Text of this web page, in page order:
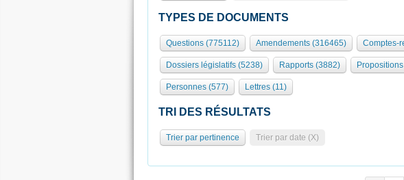
TYPES DE DOCUMENTS
Questions (775112) Amendements (316465) Comptes-
Dossiers législatifs (5238) Rapports (3882)
Personnes (577) Lettres (11)
TRI DES RÉSULTATS
Trier par pertinence Trier par date (X)